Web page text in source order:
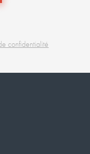
confidentialité